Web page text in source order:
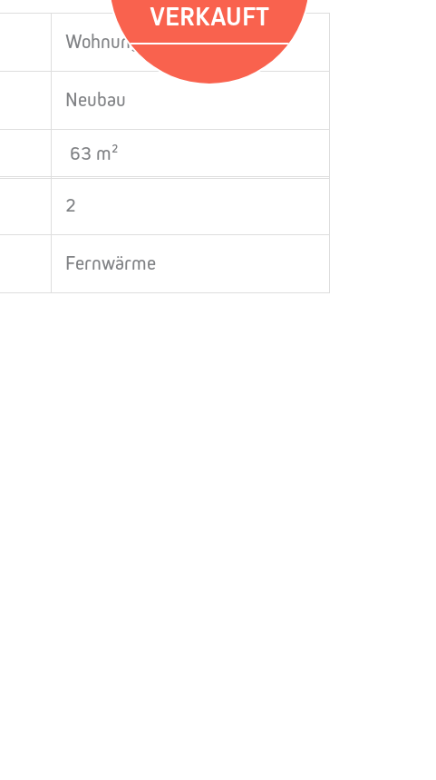
VERKAUFT
Wohnung
Neubau
63 m²
2
Fernwärme